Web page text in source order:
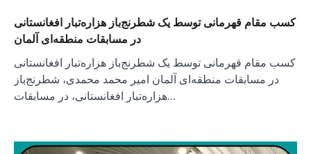
کسب مقام قهرمانی توسط یک شطرنج‌باز هزاره‌تبار افغانستانی
در مسابقات منطقه‌ای آلمان
کسب مقام قهرمانی توسط یک شطرنج‌باز هزاره‌تبار افغانستانی
در مسابقات منطقه‌ای آلمان امیر محمد محمدی، شطرنج‌باز
هزاره‌تبار افغانستانی، در مسابقات…